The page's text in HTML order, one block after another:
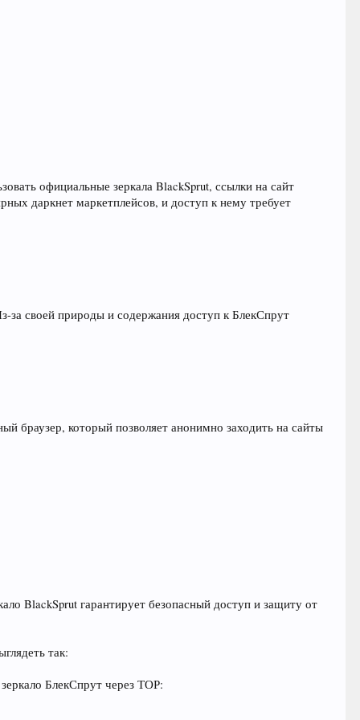
официальные зеркала BlackSprut, ссылки на сайт
даркнет маркетплейсов, и доступ к нему требует
за своей природы и содержания доступ к БлекСпрут
браузер, который позволяет анонимно заходить на сайты
BlackSprut гарантирует безопасный доступ и защиту от
так:
БлекСпрут через ТОР: